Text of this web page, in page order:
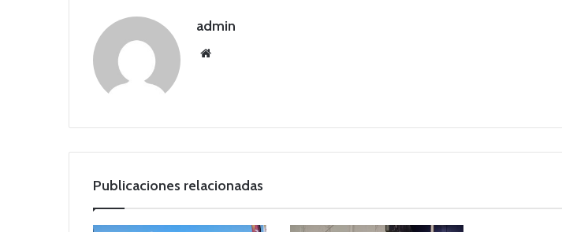
admin
Publicaciones relacionadas